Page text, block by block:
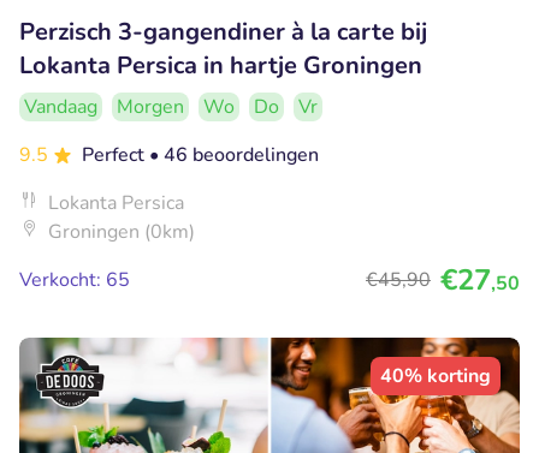
Perzisch 3-gangendiner à la carte bij
Lokanta Persica in hartje Groningen
Vandaag Morgen Wo Do
Vr
9.5
Perfect • 46 beoordelingen
Lokanta Persica
Groningen (0km)
Verkocht: 65
€45,90 €27,50
40% korting